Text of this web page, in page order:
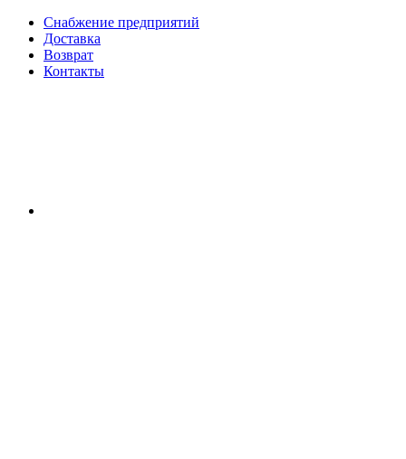
Снабжение предприятий
Доставка
Возврат
Контакты